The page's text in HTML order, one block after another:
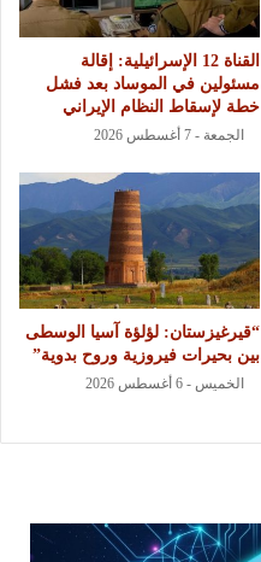
القناة 12 الإسرائيلية: إقالة
مسئولين في الموساد بعد فشل
خطة لإسقاط النظام الإيراني
الجمعة - 7 أغسطس 2026
“قيرغيزستان: لؤلؤة آسيا الوسطى
بين بحيرات فيروزية وروح بدوية”
الخميس - 6 أغسطس 2026